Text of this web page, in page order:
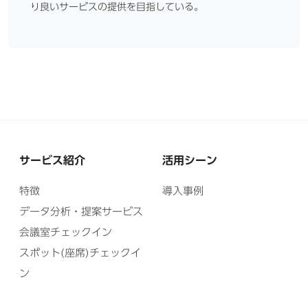
り良いサービスの提供を目指している。
サービス紹介
特徴
データ分析・提案サービス
会議室チェックイン
スポット(座席)チェックイ
ン
活用シーン
導入事例